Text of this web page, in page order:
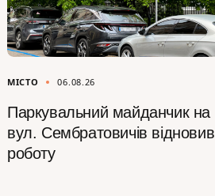
МІСТО 06.08.26
Паркувальний майданчик на
вул. Сембратовичів відновив
роботу